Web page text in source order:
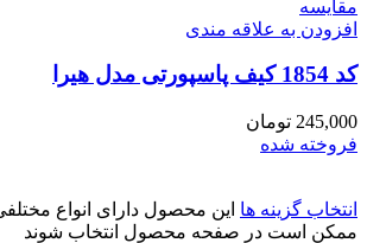
مقايسه
افزودن به علاقه مندی
کد 1854 کیف پاسپورتی مدل هیرا
245,000 تومان
فروخته شده
انتخاب گزینه ها این محصول دارای انواع
ممکن است در صفحه محصول انتخاب شوند